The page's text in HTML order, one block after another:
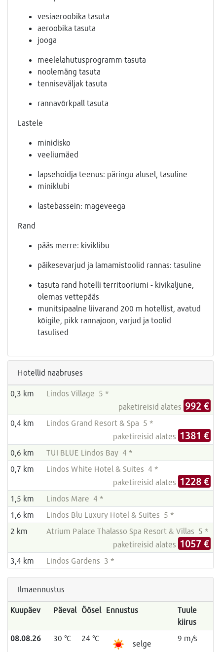
vesiaeroobika tasuta
aeroobika tasuta
jooga
meelelahutusprogramm tasuta
noolemäng tasuta
tenniseväljak tasuta
rannavõrkpall tasuta
Lastele
minidisko
veeliumäed
lapsehoidja teenus: päringu alusel, tasuline
miniklubi
lastebassein: mageveega
Rand
pääs merre: kiviklibu
päikesevarjud ja lamamistoolid rannas: tasuline
tasuta rand hotelli territooriumi - kivikaljune,
olemas vettepääs
munitsipaalne liivarand 200 m hotellist, avatud
kõigile, pikk rannajoon, varjud ja toolid
tasulised
Hotellid naabruses
0,3 km
Lindos Village 5 *
paketireisid alates 992 €
0,4 km
Lindos Grand Resort & Spa 5 *
paketireisid alates 1381 €
0,6 km
TUI BLUE Lindos Bay 4 *
0,7 km
Lindos White Hotel & Suites 4 *
paketireisid alates 1228 €
1,5 km
Lindos Mare 4 *
1,6 km
Lindos Blu Luxury Hotel & Suites 5 *
2 km
Atrium Palace Thalasso Spa Resort & Villas 5 *
paketireisid alates 1057 €
3,4 km Lindos Gardens 3 *
Ilmaennustus
Kuupäev Päeval Öösel Ennustus
Tuule
kiirus
08.08.26
30 °C 24 °C
selge
9 m/s